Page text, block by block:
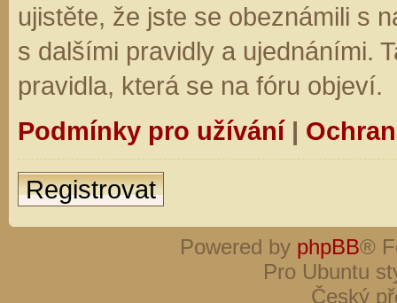
ujistěte, že jste se obeznámili s
s dalšími pravidly a ujednáními.
pravidla, která se na fóru objeví.
Podmínky pro užívání|
Registrovat
Powered by phpBB®
Pro Ubuntu
Český